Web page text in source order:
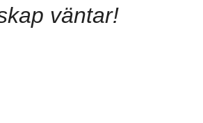
väntar!